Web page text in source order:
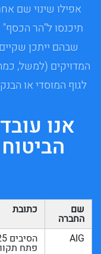
אפילו שינוי שם
תיכנסו ל"הר
שבהם ייתכן
המדויקים (למשל,
לגוף המוסדי או
אנו
שם
החברה
כתובת
AIG
פתח